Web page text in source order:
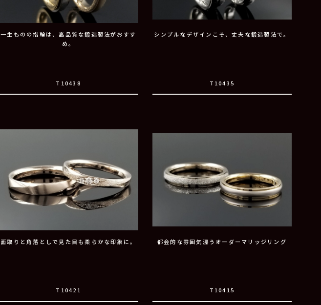
一生ものの指輪は、高品質な鍛造製法がおすす
め。
T10438
シンプルなデザインこそ、丈夫な鍛造製法で。
T10435
面取りと角落としで見た目も柔らかな印象に。
T10421
都会的な雰囲気漂うオーダーマリッジリング
T10415